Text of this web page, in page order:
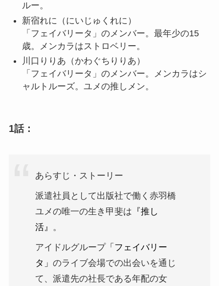
ルー。
新宿れに （にいじゅくれに）
「フェイバリータ」のメンバー。最年少の15
歳。メンカラはストロベリー。
川口りりあ （かわぐちりりあ）
「フェイバリータ」のメンバー。メンカラはシ
ャルトルーズ。ユメの推しメン。
1話：
あらすじ・ストーリー
派遣社員として出版社で働く赤羽橋
ユメの唯一の生き甲斐は 『推し
活』
。
アイドルグループ「フェイバリー
タ」 のライブ会場での出会いを通じ
て、派遣先の社長である年配の女